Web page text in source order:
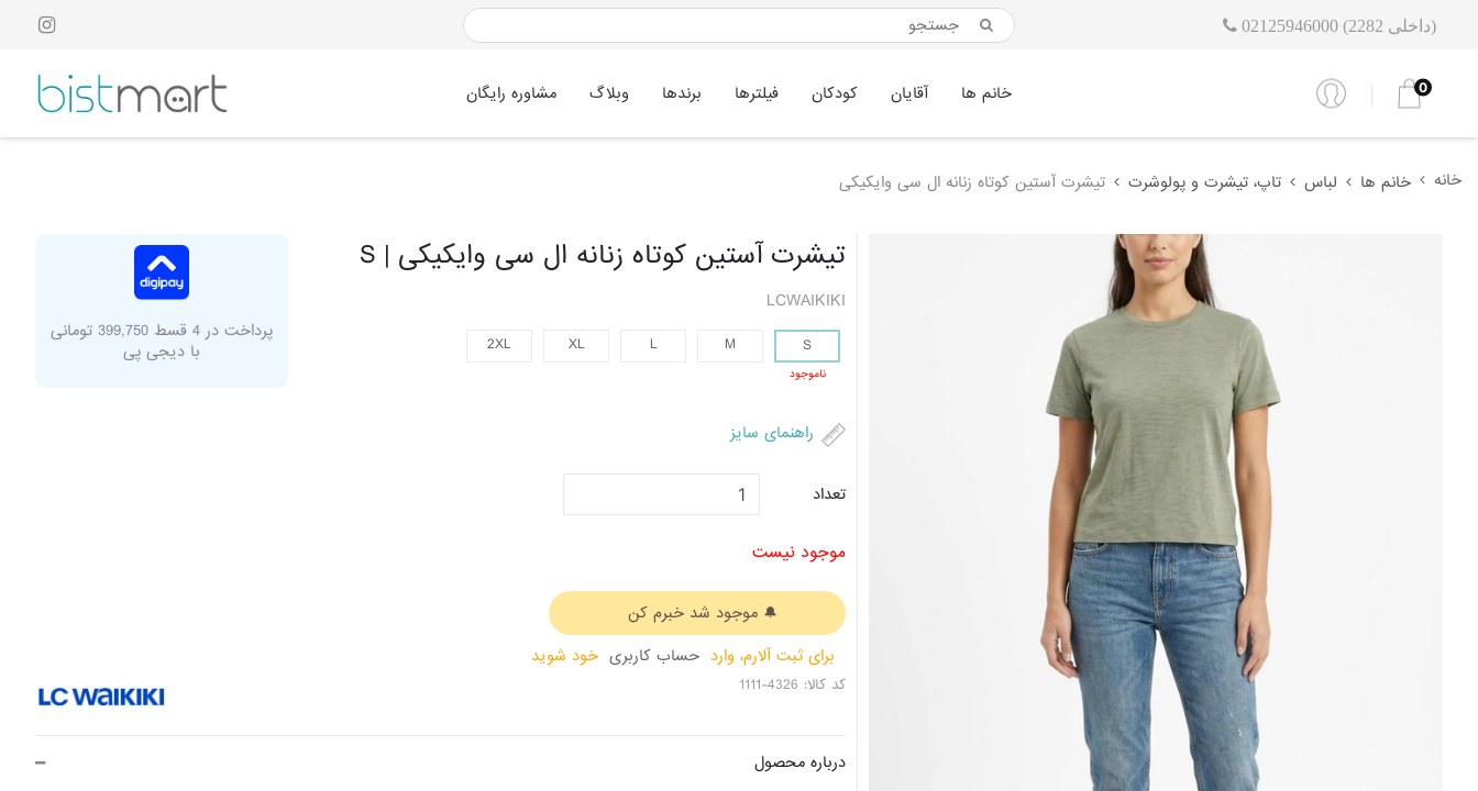
02125946000 (داخلی 2282)
خانم ها آقایان کودکان فیلترها برندها وبلاگ مشاوره رایگان 0
خانه خانم ها لباس تاپ، تیشرت و پولوشرت تیشرت آستین کوتاه زنانه ال سی وایکیکی
پرداخت در 4 قسط 399,750 تومانی
با دیجی پی
تیشرت آستین کوتاه زنانه ال سی وایکیکی | S
LCWAIKIKI
S
ناموجود
M
L
XL
2XL
راهنمای سایز
تعداد
موجود نیست
برای ثبت آلارم، وارد حساب کاربری خود شوید
کد کالا: 4326-1111
درباره محصول